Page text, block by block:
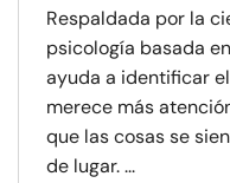
Respaldada por la
psicología basada
ayuda a identificar
merece más
que las cosas se
de lugar. ...